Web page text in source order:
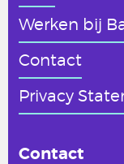
Werken bij
Contact
Privacy
Contact